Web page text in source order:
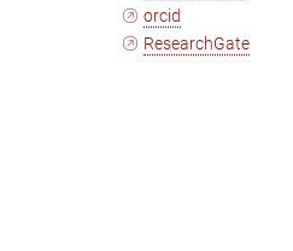
orcid
ResearchGate